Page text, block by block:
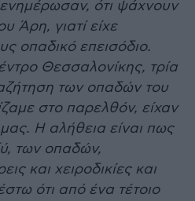
ότι ψάχνουν
Άρη, γιατί είχε
οπαδικό επεισόδιο.
Θεσσαλονίκης, τρία
των οπαδών του
στο παρελθόν, είχαν
Η αλήθεια είναι πως
των οπαδών,
και χειροδικίες και
ότι από ένα τέτοιο